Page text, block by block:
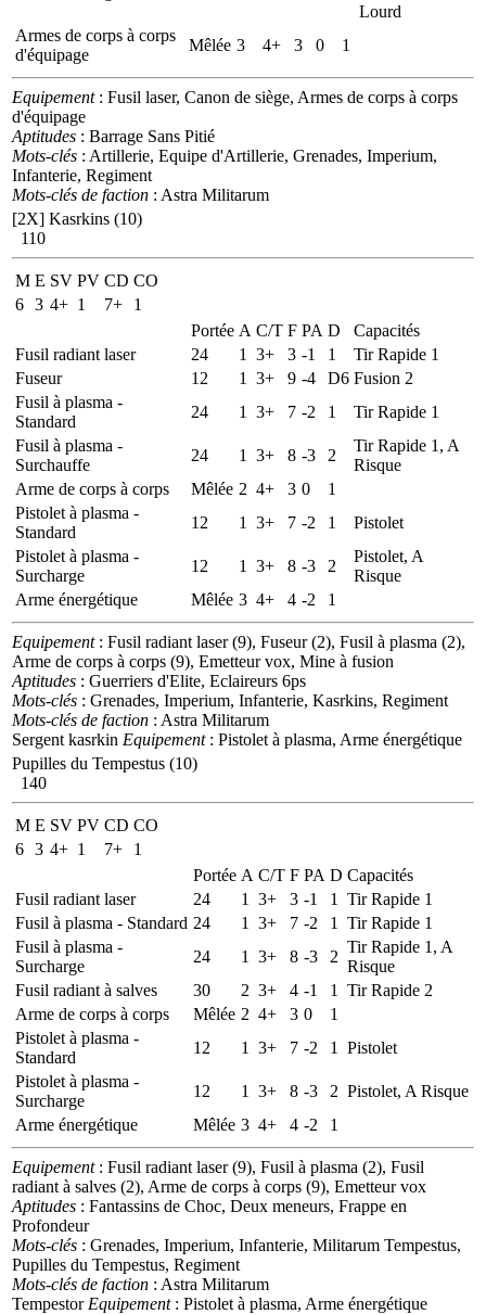
Lourd
Armes de corps à corps
d'équipage
Mêlée 3 4+ 3 0 1
Equipement: Fusil laser, Canon de siège, Armes de corps à corps
d'équipage
Aptitudes : Barrage Sans Pitié
Mots-clés : Artillerie, Equipe d'Artillerie, Grenades, Imperium,
Infanterie, Regiment
Mots-clés de faction : Astra Militarum
[2X] Kasrkins (10)
110
M E SV PV CD CO
6 3 4+ 1 7+
1
Portée A C/T F PA D
Capacités
Fusil radiant laser
24 1 3+ 3 -1 1
Tir Rapide 1
Fuseur
12 1 3+ 9 -4 D6 Fusion 2
Fusil à plasma -
Standard
24 1 3+ 7 -2 1
Tir Rapide 1
Fusil à plasma -
Surchauffe
24 1 3+ 8 -3 2
Tir Rapide 1, A
Risque
Arme de corps à corps
Mêlée 2 4+ 3 0
1
Pistolet à plasma -
Standard
12 1 3+ 7 -2 1
Pistolet
Pistolet à plasma -
Surcharge
12 1 3+ 8 -3 2
Pistolet, A
Risque
Arme énergétique
Mêlée 3 4+ 4 -2 1
Equipement: Fusil radiant laser (9), Fuseur (2), Fusil à plasma (2),
Arme de corps à corps (9), Emetteur vox, Mine à fusion
Aptitudes : Guerriers d'Elite, Eclaireurs 6ps
Mots-clés : Grenades, Imperium, Infanterie, Kasrkins, Regiment
Mots-clés de faction : Astra Militarum
Sergent kasrkin Equipement: Pistolet à plasma, Arme énergétique
Pupilles du Tempestus (10)
140
M E SV PV CD CO
6 3 4+ 1 7+
1
Portée A C/T F PA D Capacités
Fusil radiant laser
24 1 3+ 3 -1 1
Tir Rapide 1
Fusil à plasma - Standard 24 1 3+ 7 -2 1
Tir Rapide 1
Fusil à plasma -
Surcharge
24 1 3+ 8 -3 2
Tir Rapide 1, A
Risque
Fusil radiant à salves
30 2 3+ 4 -1 1
Tir Rapide 2
Arme de corps à corps
Mêlée 2 4+ 3 0
1
Pistolet à plasma -
Standard
12 1 3+ 7 -2 1
Pistolet
Pistolet à plasma -
Surcharge
12 1 3+ 8 -3 2 Pistolet, A Risque
Arme énergétique
Mêlée 3 4+ 4 -2 1
Equipement: Fusil radiant laser (9), Fusil à plasma (2), Fusil
radiant à salves (2), Arme de corps à corps (9), Emetteur vox
Aptitudes : Fantassins de Choc, Deux meneurs, Frappe en
Profondeur
Mots-clés : Grenades, Imperium, Infanterie, Militarum Tempestus,
Pupilles du Tempestus, Regiment
Mots-clés de faction : Astra Militarum
Tempestor Equipement: Pistolet à plasma, Arme énergétique